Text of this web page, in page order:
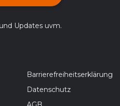
Updates uvm.
Barrierefreiheitserklärung
Datenschutz